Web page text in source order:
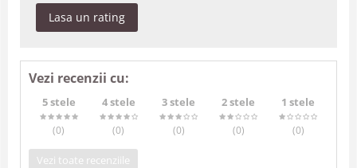
Lasa un rating
Vezi recenzii cu:
5 stele
(0)
4 stele
(0)
3 stele
(0)
2 stele
(0)
1 stele
(0)
Vezi toate recenziile